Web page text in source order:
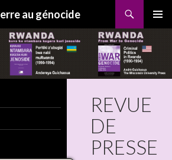
au génocide
REVUE
DE
PRESSE